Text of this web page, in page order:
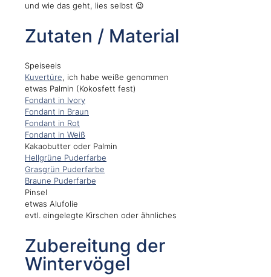
und wie das geht, lies selbst 😉
Zutaten / Material
Speiseeis
Kuvertüre, ich habe weiße genommen
etwas Palmin (Kokosfett fest)
Fondant in Ivory
Fondant in Braun
Fondant in Rot
Fondant in Weiß
Kakaobutter oder Palmin
Hellgrüne Puderfarbe
Grasgrün Puderfarbe
Braune Puderfarbe
Pinsel
etwas Alufolie
evtl. eingelegte Kirschen oder ähnliches
Zubereitung der
Wintervögel